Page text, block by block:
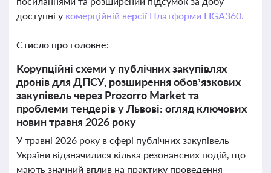
доступні у комерційній версії Платформи LIGA360.
Стисло про головне:
Корупційні схеми у публічних закупівлях
дронів для ДПСУ, розширення обов’язкових
закупівель через Prozorro Market та
проблеми тендерів у Львові: огляд ключових
новин травня 2026 року
У травні 2026 року в сфері публічних закупівель
України відзначилися кілька резонансних подій, що
мають значний вплив на практику проведення